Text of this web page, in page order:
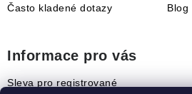
Často kladené dotazy
Blog
Informace pro vás
Sleva pro registrované